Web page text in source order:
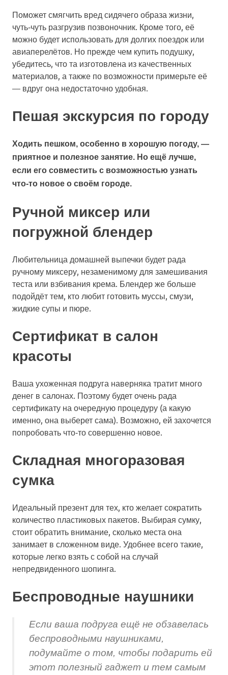
Поможет смягчить вред сидячего образа жизни,
чуть‑чуть разгрузив позвоночник. Кроме того, её
можно будет использовать для долгих поездок или
авиаперелётов. Но прежде чем купить подушку,
убедитесь, что та изготовлена из качественных
материалов, а также по возможности примерьте её
— вдруг она недостаточно удобная.
Пешая экскурсия по городу
Ходить пешком, особенно в хорошую погоду, —
приятное и полезное занятие. Но ещё лучше,
если его совместить с возможностью узнать
что‑то новое о своём городе.
Ручной миксер или
погружной блендер
Любительница домашней выпечки будет рада
ручному миксеру, незаменимому для замешивания
теста или взбивания крема. Блендер же больше
подойдёт тем, кто любит готовить муссы, смузи,
жидкие супы и пюре.
Сертификат в салон
красоты
Ваша ухоженная подруга наверняка тратит много
денег в салонах. Поэтому будет очень рада
сертификату на очередную процедуру (а какую
именно, она выберет сама). Возможно, ей захочется
попробовать что‑то совершенно новое.
Складная многоразовая
сумка
Идеальный презент для тех, кто желает сократить
количество пластиковых пакетов. Выбирая сумку,
стоит обратить внимание, сколько места она
занимает в сложенном виде. Удобнее всего такие,
которые легко взять с собой на случай
непредвиденного шопинга.
Беспроводные наушники
Если ваша подруга ещё не обзавелась
беспроводными наушниками,
подумайте о том, чтобы подарить ей
этот полезный гаджет и тем самым